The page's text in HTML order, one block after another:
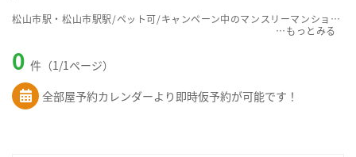
0 件（1/1ページ）
全部屋予約カレンダーより即時仮予約が可能です！
松山市駅・松山市駅駅/ペット可/キャンペーン中のマンスリーマンション賃貸物件一覧を掲載中。敷金・礼金無料、家具・家電付をご紹介。こだわり条件での絞込みも簡単！
…